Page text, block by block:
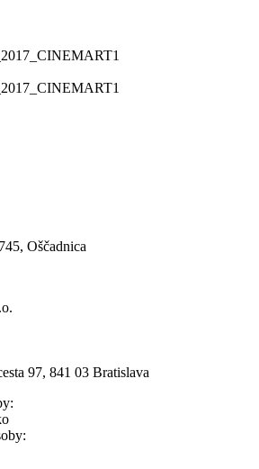
Oščadnica
97, 841 03 Bratislava